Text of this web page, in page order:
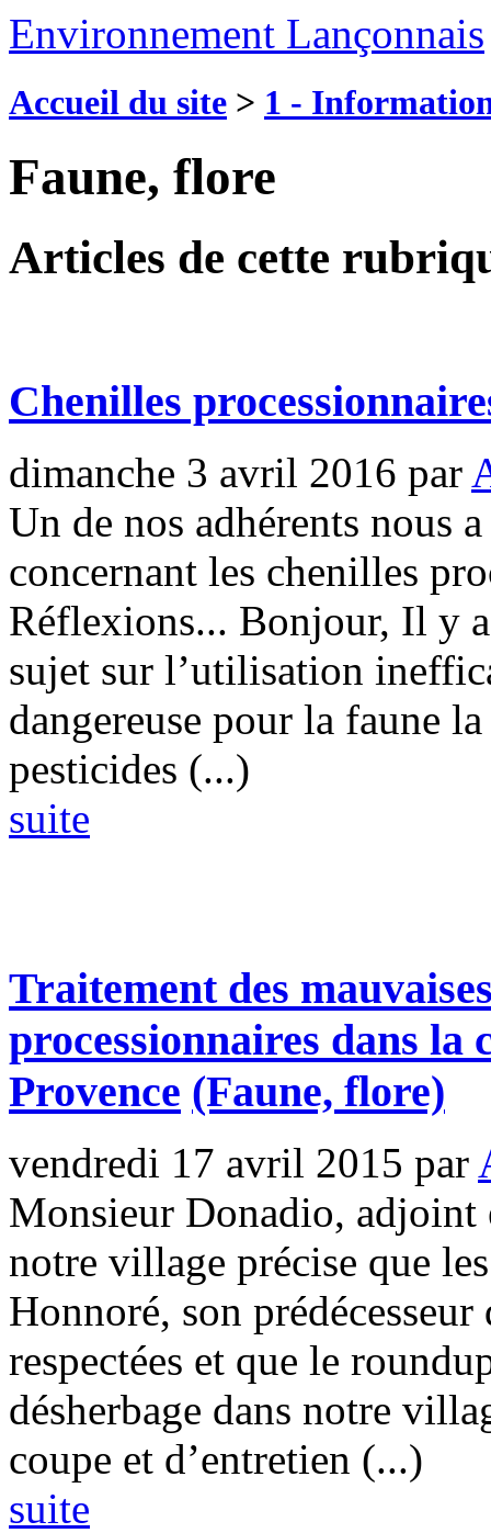
Environnement Lançonnais
Accueil du site > 1 -
Faune, flore
Articles de cette
Chenilles
dimanche 3 avril 2016 par
Un de nos adhérents nous
concernant les chenilles
Réflexions... Bonjour, Il y
sujet sur l’utilisation
dangereuse pour la faune
pesticides (...)
suite
Traitement des
processionnaires dans la
Provence (Faune, flore)
vendredi 17 avril 2015 par
Monsieur Donadio, adjoint
notre village précise que
Honnoré, son
respectées et que le
désherbage dans notre
coupe et d’entretien (...)
suite